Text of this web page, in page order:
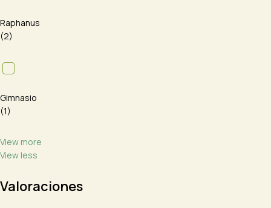
Raphanus
(2)
Gimnasio
(1)
View more
View less
Valoraciones